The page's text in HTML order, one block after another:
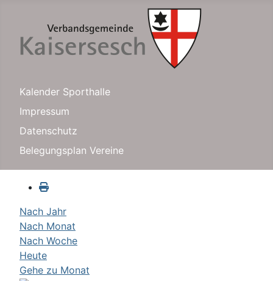
Kalender Sporthalle
Impressum
Datenschutz
Belegungsplan Vereine
Nach Jahr
Nach Monat
Nach Woche
Heute
Gehe zu Monat